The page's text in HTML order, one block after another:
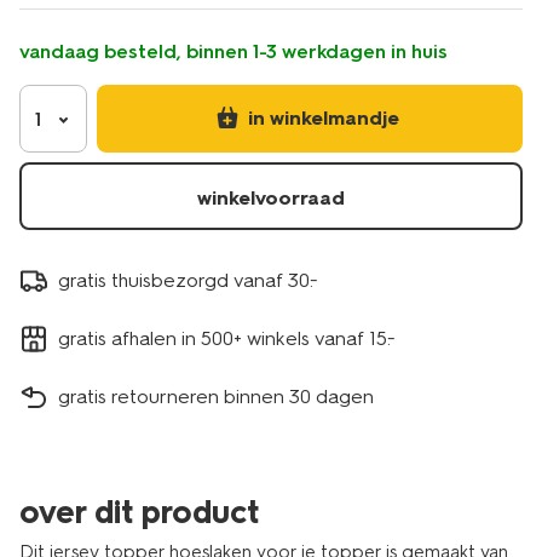
jersey-
5190115.html
vandaag besteld, binnen 1-3 werkdagen in huis
1 in winkelmandje
winkelvoorraad
gratis thuisbezorgd vanaf 30.-
gratis afhalen in 500+ winkels vanaf 15.-
gratis retourneren binnen 30 dagen
over dit product
Dit jersey topper hoeslaken voor je topper is gemaakt van